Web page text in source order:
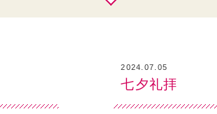
2024.07.05
七夕礼拝